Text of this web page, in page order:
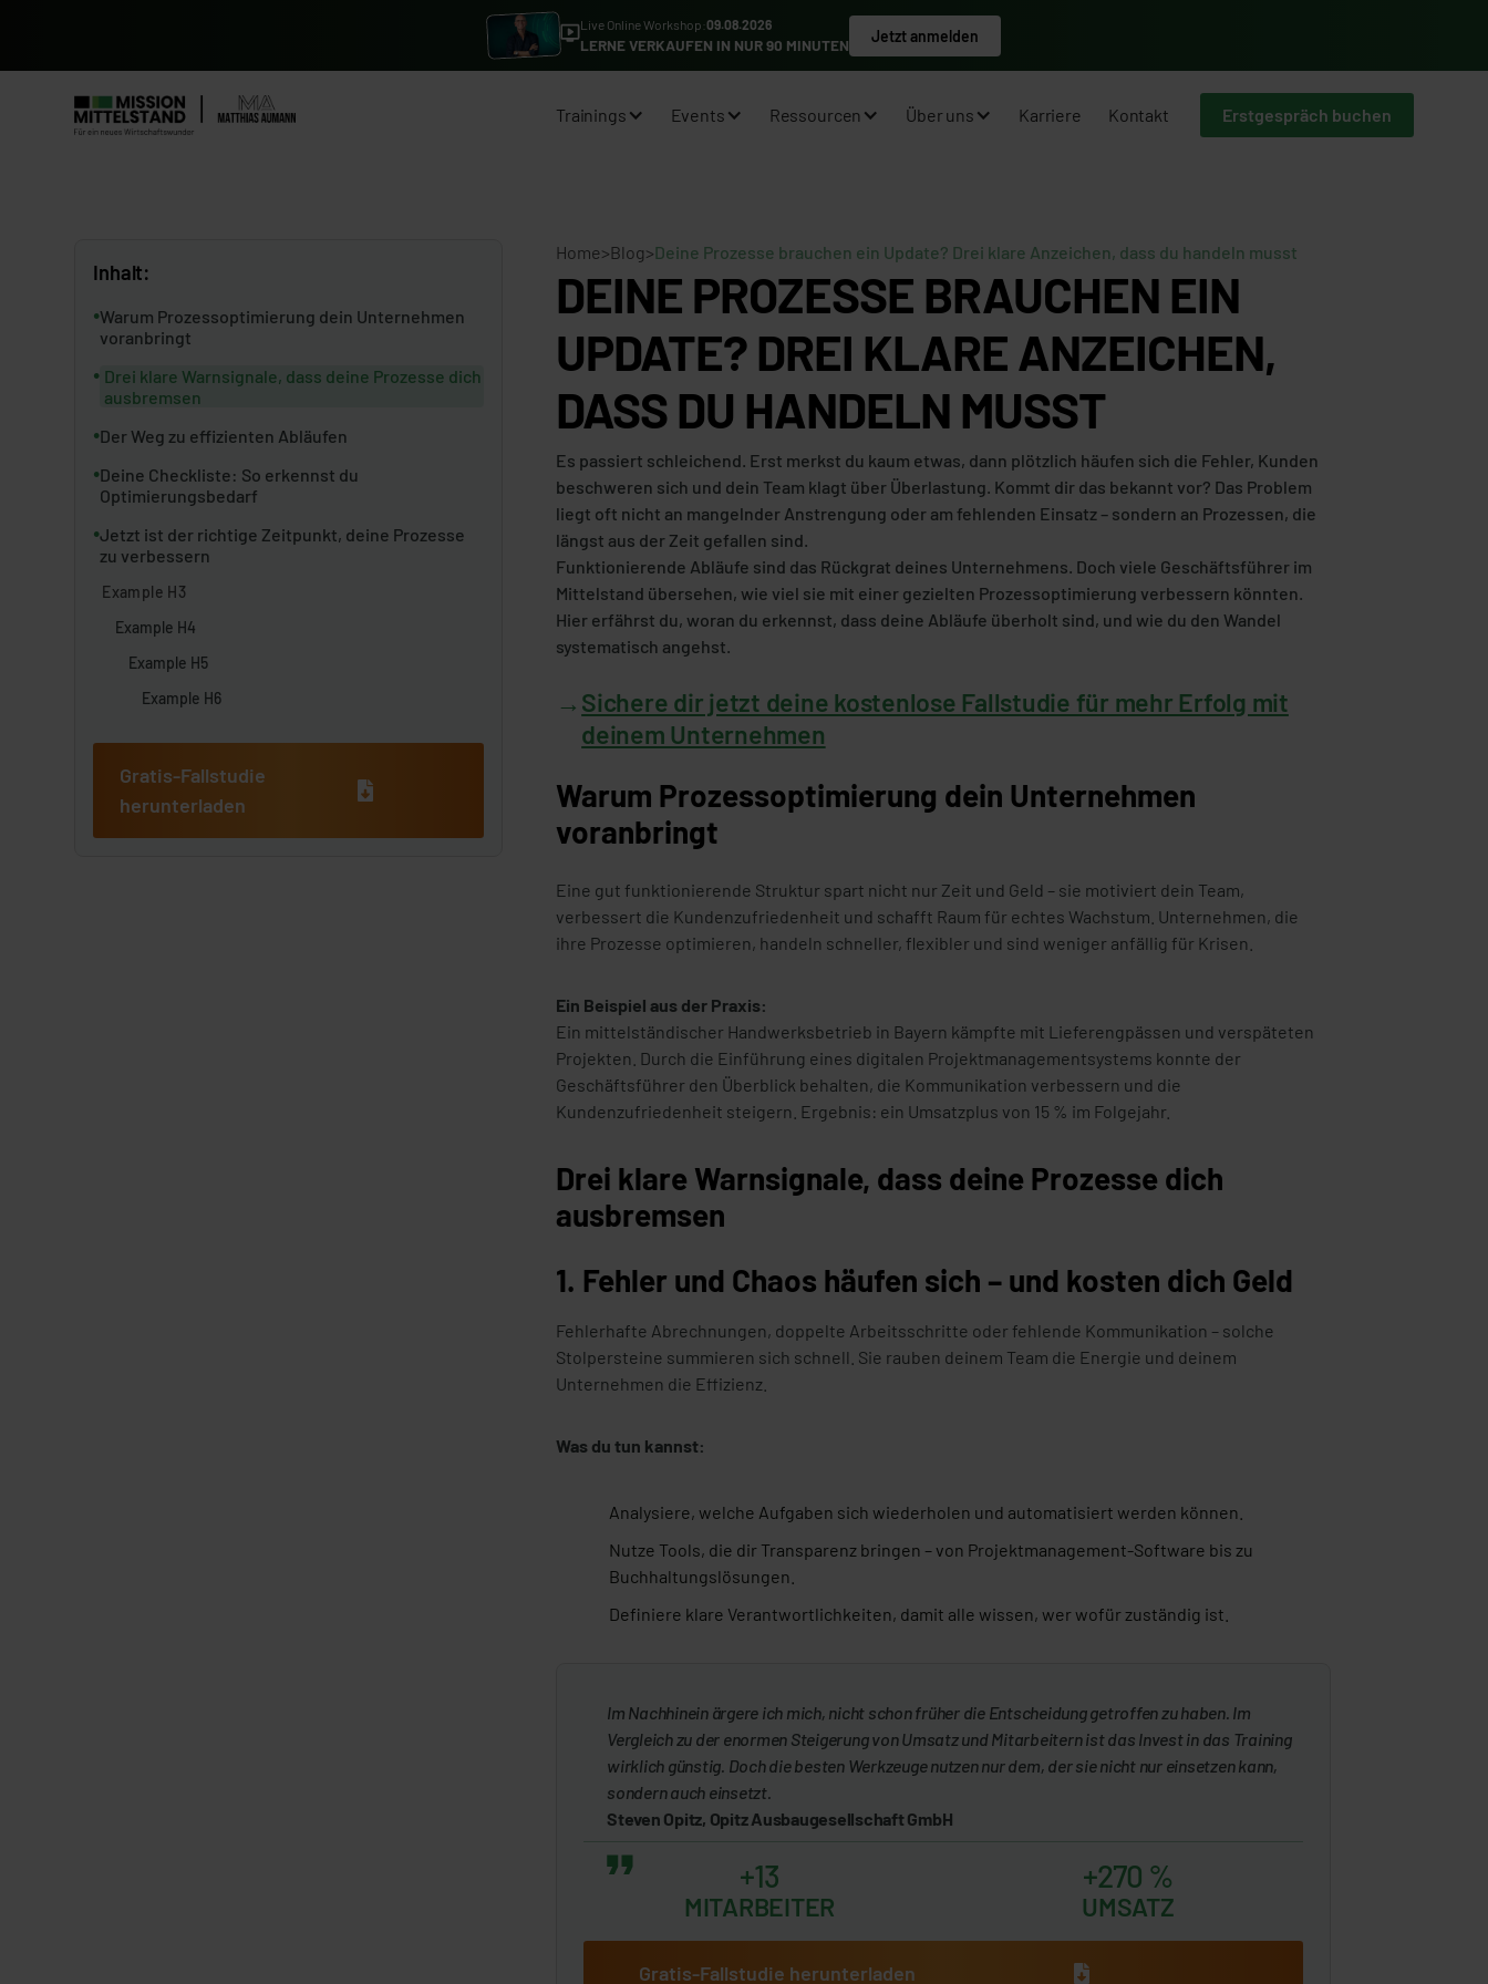
Live Online Workshop: 09.08.2026
LERNE VERKAUFEN IN NUR 90 MINUTEN Jetzt anmelden
Trainings Events Ressourcen Über uns Karriere Kontakt Erstgespräch buchen
Inhalt:
•Warum Prozessoptimierung dein Unternehmen
voranbringt
• Drei klare Warnsignale, dass deine Prozesse dich
ausbremsen
•Der Weg zu effizienten Abläufen
•Deine Checkliste: So erkennst du
Optimierungsbedarf
•Jetzt ist der richtige Zeitpunkt, deine Prozesse
zu verbessern
Example H3
Example H4
Example H5
Example H6
Gratis-Fallstudie
herunterladen
Home>Blog>Deine Prozesse brauchen ein Update? Drei klare Anzeichen, dass du handeln musst
DEINE PROZESSE BRAUCHEN EIN
UPDATE? DREI KLARE ANZEICHEN,
DASS DU HANDELN MUSST
Es passiert schleichend. Erst merkst du kaum etwas, dann plötzlich häufen sich die Fehler, Kunden
beschweren sich und dein Team klagt über Überlastung. Kommt dir das bekannt vor? Das Problem
liegt oft nicht an mangelnder Anstrengung oder am fehlenden Einsatz – sondern an Prozessen, die
längst aus der Zeit gefallen sind.
Funktionierende Abläufe sind das Rückgrat deines Unternehmens. Doch viele Geschäftsführer im
Mittelstand übersehen, wie viel sie mit einer gezielten Prozessoptimierung verbessern könnten.
Hier erfährst du, woran du erkennst, dass deine Abläufe überholt sind, und wie du den Wandel
systematisch angehst.
→ Sichere dir jetzt deine kostenlose Fallstudie für mehr Erfolg mit
deinem Unternehmen
Warum Prozessoptimierung dein Unternehmen
voranbringt
Eine gut funktionierende Struktur spart nicht nur Zeit und Geld – sie motiviert dein Team,
verbessert die Kundenzufriedenheit und schafft Raum für echtes Wachstum. Unternehmen, die
ihre Prozesse optimieren, handeln schneller, flexibler und sind weniger anfällig für Krisen.
Ein Beispiel aus der Praxis:
Ein mittelständischer Handwerksbetrieb in Bayern kämpfte mit Lieferengpässen und verspäteten
Projekten. Durch die Einführung eines digitalen Projektmanagementsystems konnte der
Geschäftsführer den Überblick behalten, die Kommunikation verbessern und die
Kundenzufriedenheit steigern. Ergebnis: ein Umsatzplus von 15 % im Folgejahr.
Drei klare Warnsignale, dass deine Prozesse dich
ausbremsen
1. Fehler und Chaos häufen sich – und kosten dich Geld
Fehlerhafte Abrechnungen, doppelte Arbeitsschritte oder fehlende Kommunikation – solche
Stolpersteine summieren sich schnell. Sie rauben deinem Team die Energie und deinem
Unternehmen die Effizienz.
Was du tun kannst:
Analysiere, welche Aufgaben sich wiederholen und automatisiert werden können.
Nutze Tools, die dir Transparenz bringen – von Projektmanagement-Software bis zu
Buchhaltungslösungen.
Definiere klare Verantwortlichkeiten, damit alle wissen, wer wofür zuständig ist.
Im Nachhinein ärgere ich mich, nicht schon früher die Entscheidung getroffen zu haben. Im
Vergleich zu der enormen Steigerung von Umsatz und Mitarbeitern ist das Invest in das Training
wirklich günstig. Doch die besten Werkzeuge nutzen nur dem, der sie nicht nur einsetzen kann,
sondern auch einsetzt.
Steven Opitz, Opitz Ausbaugesellschaft GmbH
+13
MITARBEITER
+270 %
UMSATZ
Gratis-Fallstudie herunterladen